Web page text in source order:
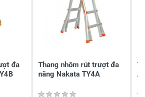
nhận xét về sản phẩm
đa
Thang nhôm rút trượt đa
năng Nakata TY4A
A